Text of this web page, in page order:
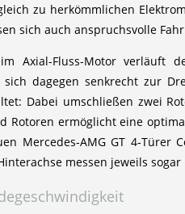
zu herkömmlichen
sich auch anspruchsvolle
Axial-Fluss-Motor verläuft
dagegen senkrecht zur
Dabei umschließen zwei
Rotoren ermöglicht eine
Mercedes‑AMG GT
messen jeweils